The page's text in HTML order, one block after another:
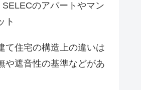
のアパートやマン
ト
て住宅の構造上の違いは
や遮音性の基準などがあ